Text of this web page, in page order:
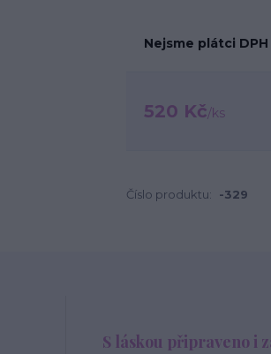
Nejsme plátci DPH
520 Kč/ks
Číslo produktu: -329
S láskou připraveno i